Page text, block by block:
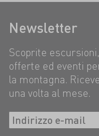
Newsletter
Scoprite
offerte ed eventi
la montagna.
una volta al mese.